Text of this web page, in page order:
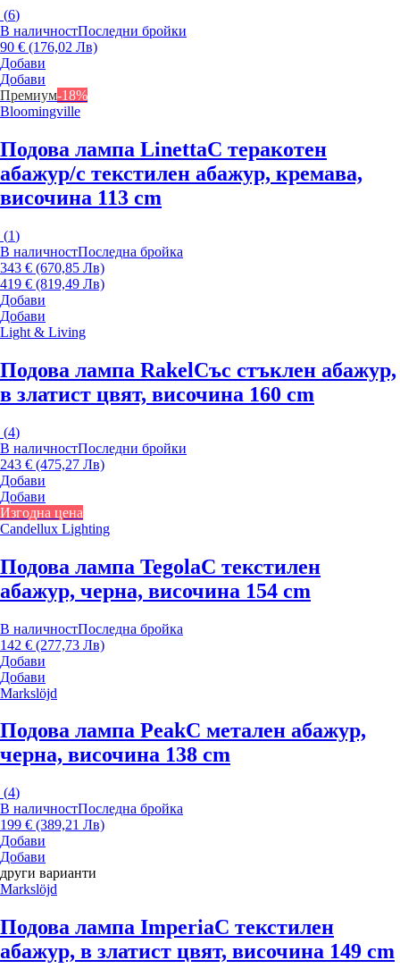
(6)
В наличностПоследни бройки
90 € (176,02 Лв)
Добави
Добави
Премиум-18%
Bloomingville
Подова лампа LinettaС теракотен
абажур/с текстилен абажур, кремава,
височина 113 cm
(1)
В наличностПоследна бройка
343 € (670,85 Лв)
419 € (819,49 Лв)
Добави
Добави
Light & Living
Подова лампа RakelСъс стъклен абажур,
в златист цвят, височина 160 cm
(4)
В наличностПоследни бройки
243 € (475,27 Лв)
Добави
Добави
Изгодна цена
Candellux Lighting
Подова лампа TegolaС текстилен
абажур, черна, височина 154 cm
В наличностПоследна бройка
142 € (277,73 Лв)
Добави
Добави
Markslöjd
Подова лампа PeakС метален абажур,
черна, височина 138 cm
(4)
В наличностПоследна бройка
199 € (389,21 Лв)
Добави
Добави
други варианти
Markslöjd
Подова лампа ImperiaС текстилен
абажур, в златист цвят, височина 149 cm